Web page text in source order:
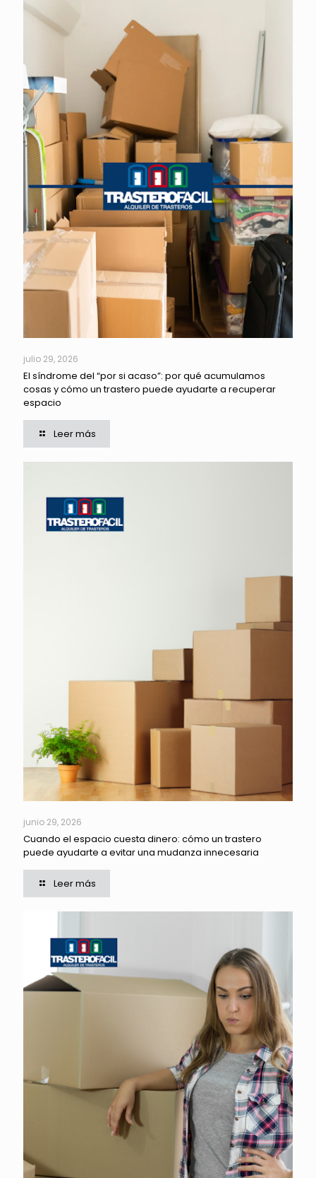
julio 29, 2026
El síndrome del “por si acaso”: por qué acumulamos
cosas y cómo un trastero puede ayudarte a recuperar
espacio
Leer más
junio 29, 2026
Cuando el espacio cuesta dinero: cómo un trastero
puede ayudarte a evitar una mudanza innecesaria
Leer más